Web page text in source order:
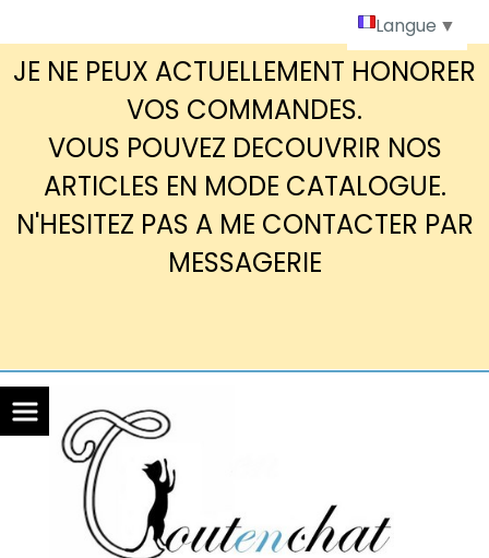
JE NE PEUX ACTUELLEMENT HONORER
VOS COMMANDES.
VOUS POUVEZ DECOUVRIR NOS
ARTICLES EN MODE CATALOGUE.
N'HESITEZ PAS A ME CONTACTER PAR
MESSAGERIE
Langue ▼